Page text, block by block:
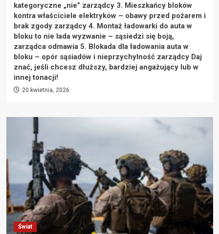
kategoryczne „nie” zarządcy 3. Mieszkańcy bloków
kontra właściciele elektryków – obawy przed pożarem i
brak zgody zarządcy 4. Montaż ładowarki do auta w
bloku to nie lada wyzwanie – sąsiedzi się boją,
zarządca odmawia 5. Blokada dla ładowania auta w
bloku – opór sąsiadów i nieprzychylność zarządcy Daj
znać, jeśli chcesz dłuższy, bardziej angażujący lub w
innej tonacji!
20 kwietnia, 2026
Świat